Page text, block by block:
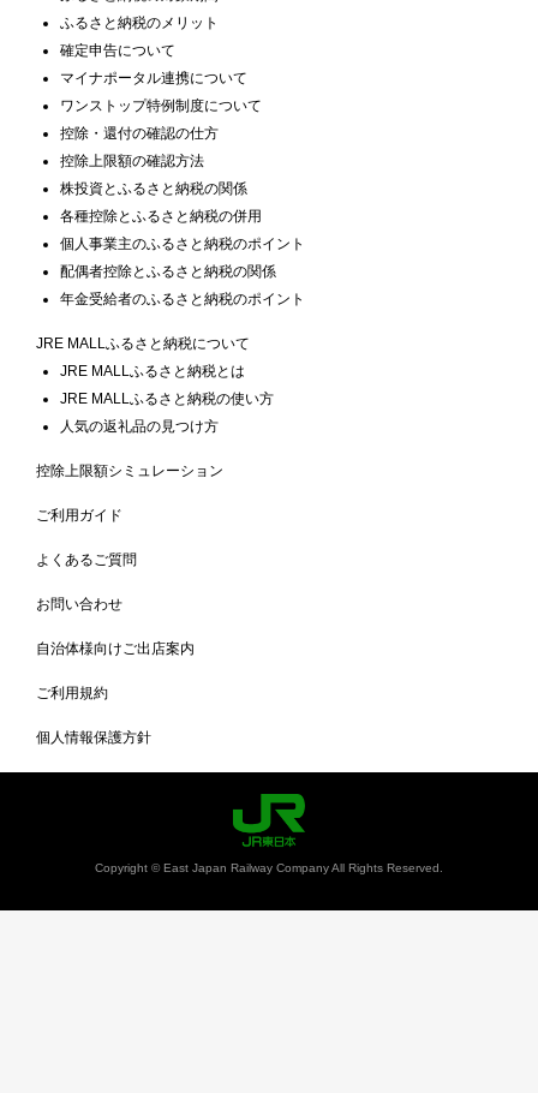
ふるさと納税のメリット
確定申告について
マイナポータル連携について
ワンストップ特例制度について
控除・還付の確認の仕方
控除上限額の確認方法
株投資とふるさと納税の関係
各種控除とふるさと納税の併用
個人事業主のふるさと納税のポイント
配偶者控除とふるさと納税の関係
年金受給者のふるさと納税のポイント
JRE MALLふるさと納税について
JRE MALLふるさと納税とは
JRE MALLふるさと納税の使い方
人気の返礼品の見つけ方
控除上限額シミュレーション
ご利用ガイド
よくあるご質問
お問い合わせ
自治体様向けご出店案内
ご利用規約
個人情報保護方針
Copyright © East Japan Railway Company All Rights Reserved.